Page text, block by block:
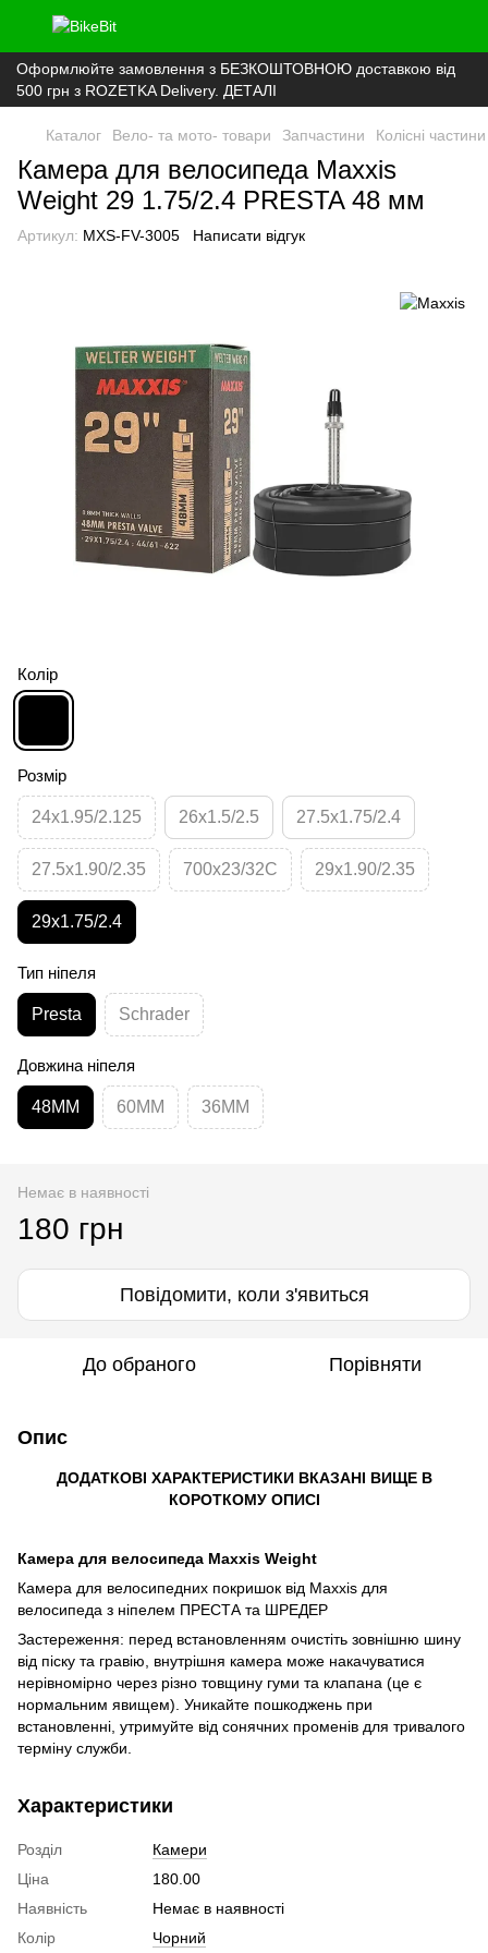
Оформлюйте замовлення з БЕЗКОШТОВНОЮ доставкою від
500 грн з ROZETKA Delivery. ДЕТАЛІ
Каталог Вело- та мото- товари Запчастини Колісні частини
Камера для велосипеда Maxxis
Weight 29 1.75/2.4 PRESTA 48 мм
Артикул: MXS-FV-3005 Написати відгук
Колір
Розмір
24x1.95/2.125 26x1.5/2.5 27.5x1.75/2.4
27.5x1.90/2.35 700x23/32C 29x1.90/2.35
29x1.75/2.4
Тип ніпеля
Presta Schrader
Довжина ніпеля
48ММ 60ММ 36ММ
Немає в наявності
180 грн
Повідомити, коли з'явиться
До обраного Порівняти
Опис
ДОДАТКОВІ ХАРАКТЕРИСТИКИ ВКАЗАНІ ВИЩЕ В
КОРОТКОМУ ОПИСІ
Камера для велосипеда Maxxis Weight
Камера для велосипедних покришок від Maxxis для
велосипеда з ніпелем ПРЕСТА та ШРЕДЕР
Застереження: перед встановленням очистіть зовнішню шину
від піску та гравію, внутрішня камера може накачуватися
нерівномірно через різно товщину гуми та клапана (це є
нормальним явищем). Уникайте пошкоджень при
встановленні, утримуйте від сонячних променів для тривалого
терміну служби.
Характеристики
Розділ
Камери
Ціна
180.00
Наявність
Немає в наявності
Колір
Чорний